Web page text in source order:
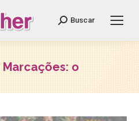
Search:
Buscar
o